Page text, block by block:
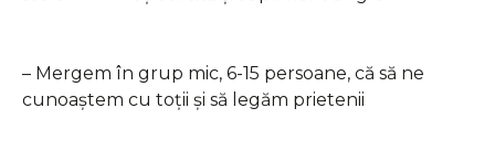
– Mergem în grup mic, 6-15 persoane, că să ne
cunoaștem cu toții și să legăm prietenii